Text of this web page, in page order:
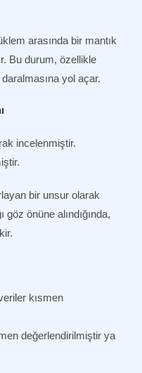
arasında bir mantık
Bu durum, özellikle
yol açar.
incelenmiştir.
bir unsur olarak
önüne alındığında,
kısmen
değerlendirilmiştir ya